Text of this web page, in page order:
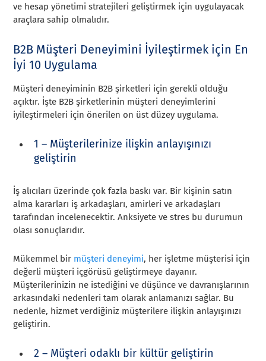
ve hesap yönetimi stratejileri geliştirmek için uygulayacak
araçlara sahip olmalıdır.
B2B Müşteri Deneyimini İyileştirmek için En
İyi 10 Uygulama
Müşteri deneyiminin B2B şirketleri için gerekli olduğu
açıktır. İşte B2B şirketlerinin müşteri deneyimlerini
iyileştirmeleri için önerilen on üst düzey uygulama.
1 – Müşterilerinize ilişkin anlayışınızı
geliştirin
İş alıcıları üzerinde çok fazla baskı var. Bir kişinin satın
alma kararları iş arkadaşları, amirleri ve arkadaşları
tarafından incelenecektir. Anksiyete ve stres bu durumun
olası sonuçlarıdır.
Mükemmel bir müşteri deneyimi, her işletme müşterisi için
değerli müşteri içgörüsü geliştirmeye dayanır.
Müşterilerinizin ne istediğini ve düşünce ve davranışlarının
arkasındaki nedenleri tam olarak anlamanızı sağlar. Bu
nedenle, hizmet verdiğiniz müşterilere ilişkin anlayışınızı
geliştirin.
2 – Müşteri odaklı bir kültür geliştirin